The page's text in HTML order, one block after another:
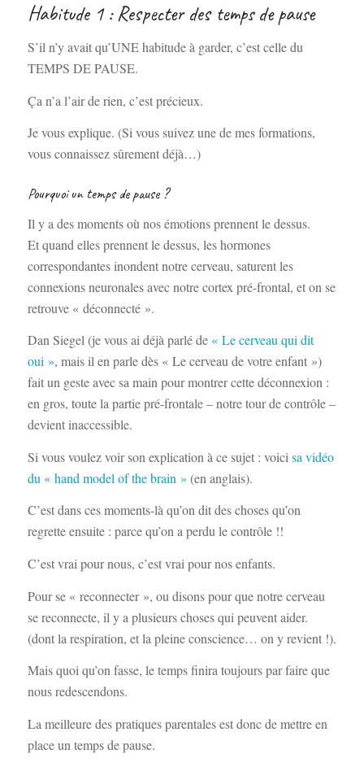
Habitude 1 : Respecter des temps de pause
S’il n’y avait qu’UNE habitude à garder, c’est celle du
TEMPS DE PAUSE.
Ça n’a l’air de rien, c’est précieux.
Je vous explique. (Si vous suivez une de mes formations,
vous connaissez sûrement déjà…)
Pourquoi un temps de pause ?
Il y a des moments où nos émotions prennent le dessus.
Et quand elles prennent le dessus, les hormones
correspondantes inondent notre cerveau, saturent les
connexions neuronales avec notre cortex pré-frontal, et on se
retrouve « déconnecté ».
Dan Siegel (je vous ai déjà parlé de « Le cerveau qui dit
oui », mais il en parle dès « Le cerveau de votre enfant »)
fait un geste avec sa main pour montrer cette déconnexion :
en gros, toute la partie pré-frontale – notre tour de contrôle –
devient inaccessible.
Si vous voulez voir son explication à ce sujet : voici sa vidéo
du « hand model of the brain » (en anglais).
C’est dans ces moments-là qu’on dit des choses qu’on
regrette ensuite : parce qu’on a perdu le contrôle !!
C’est vrai pour nous, c’est vrai pour nos enfants.
Pour se « reconnecter », ou disons pour que notre cerveau
se reconnecte, il y a plusieurs choses qui peuvent aider.
(dont la respiration, et la pleine conscience… on y revient !).
Mais quoi qu’on fasse, le temps finira toujours par faire que
nous redescendons.
La meilleure des pratiques parentales est donc de mettre en
place un temps de pause.